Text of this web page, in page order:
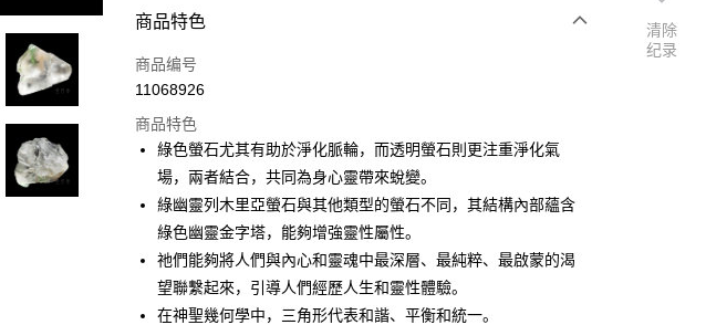
付款方式
信用卡一次付款
LINE Pay
Apple Pay
街口支付
悠遊付
ATM付款
商品特色
商品编号
11068926
商品特色
綠色螢石尤其有助於淨化脈輪，而透明螢石則更注重淨化氣
場，兩者結合，共同為身心靈帶來蛻變。
綠幽靈列木里亞螢石與其他類型的螢石不同，其結構內部蘊含
綠色幽靈金字塔，能夠增強靈性屬性。
祂們能夠將人們與內心和靈魂中最深層、最純粹、最啟蒙的渴
望聯繫起來，引導人們經歷人生和靈性體驗。
在神聖幾何學中，三角形代表和諧、平衡和統一。
清除
纪录